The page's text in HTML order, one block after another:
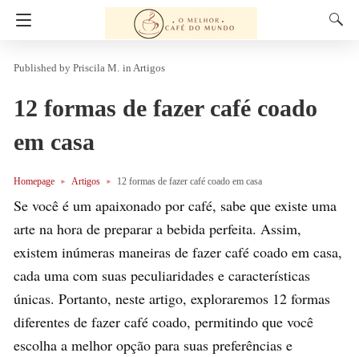
Priscila M. in Artigos
12 formas de fazer café coado
em casa
Homepage Artigos 12 formas de fazer café coado em casa
Se você é um apaixonado por café, sabe que existe uma
arte na hora de preparar a bebida perfeita. Assim,
existem inúmeras maneiras de fazer café coado em casa,
cada uma com suas peculiaridades e características
únicas. Portanto, neste artigo, exploraremos 12 formas
diferentes de fazer café coado, permitindo que você
escolha a melhor opção para suas preferências e